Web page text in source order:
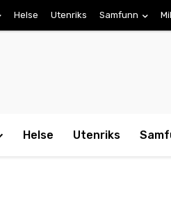
Helse Utenriks Samfunn
Helse Utenriks